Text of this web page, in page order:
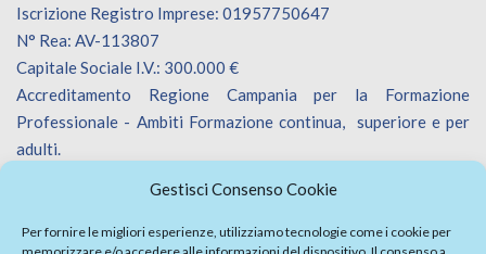
Gestisci Consenso Cookie
Per fornire le migliori esperienze, utilizziamo tecnologie come i cookie per
Iscrizione Registro Imprese: 01957750647
N° Rea: AV-113807
Capitale Sociale I.V.: 300.000 €
Accreditamento Regione Campania per la Formazione
Professionale - Ambiti Formazione continua, superiore e per
adulti.
Iscrizione Catalogo Fornitori Innoveneto.